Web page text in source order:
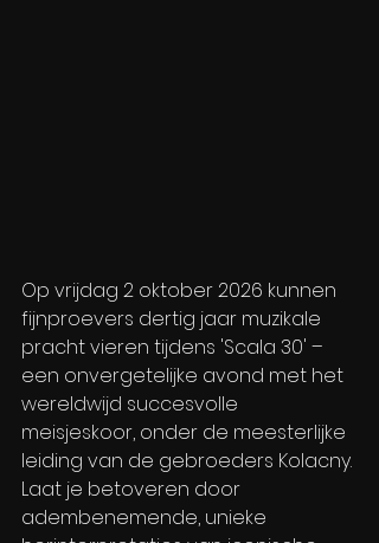
Op vrijdag 2 oktober 2026 kunnen
fijnproevers dertig jaar muzikale
pracht vieren tijdens 'Scala 30' –
een onvergetelijke avond met het
wereldwijd succesvolle
meisjeskoor, onder de meesterlijke
leiding van de gebroeders Kolacny.
Laat je betoveren door
adembenemende, unieke